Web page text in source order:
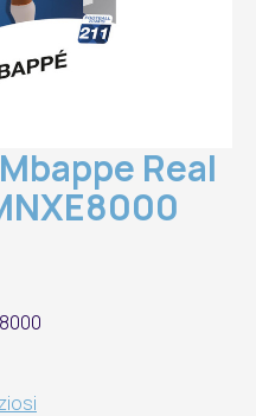
Real